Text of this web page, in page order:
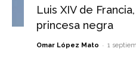
Luis XIV de
princesa negra
Omar López Mato - 1